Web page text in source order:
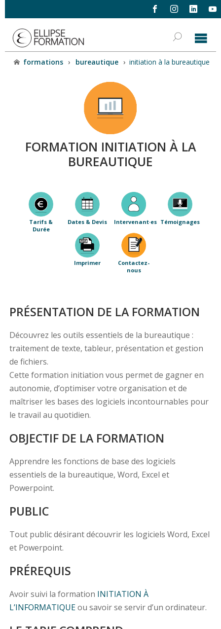
formations › bureautique › initiation à la bureautique
FORMATION INITIATION À LA
BUREAUTIQUE
Tarifs &
Durée
Dates & Devis Intervenant·es Témoignages
Imprimer
Contactez-
nous
PRÉSENTATION DE LA FORMATION
Découvrez les outils essentiels de la bureautique :
traitement de texte, tableur, présentation et gestion
de fichiers.
Cette formation initiation vous permet de gagner en
autonomie, d’optimiser votre organisation et de
maîtriser les bases des logiciels incontournables pour
le travail au quotidien.
OBJECTIF DE LA FORMATION
Apprendre les fonctions de base des logiciels
essentiels de la bureautique, Word, Excel et
Powerpoint.
PUBLIC
Tout public désirant découvrir les logiciels Word, Excel
et Powerpoint.
PRÉREQUIS
Avoir suivi la formation INITIATION À
L’INFORMATIQUEou savoir se servir d’un ordinateur.